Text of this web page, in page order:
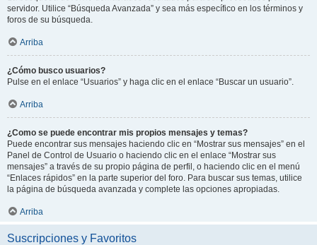
servidor. Utilice “Búsqueda Avanzada” y sea más específico en los términos y
foros de su búsqueda.
Arriba
¿Cómo busco usuarios?
Pulse en el enlace “Usuarios” y haga clic en el enlace “Buscar un usuario”.
Arriba
¿Como se puede encontrar mis propios mensajes y temas?
Puede encontrar sus mensajes haciendo clic en “Mostrar sus mensajes” en el
Panel de Control de Usuario o haciendo clic en el enlace “Mostrar sus
mensajes” a través de su propio página de perfil, o haciendo clic en el menú
“Enlaces rápidos” en la parte superior del foro. Para buscar sus temas, utilice
la página de búsqueda avanzada y complete las opciones apropiadas.
Arriba
Suscripciones y Favoritos